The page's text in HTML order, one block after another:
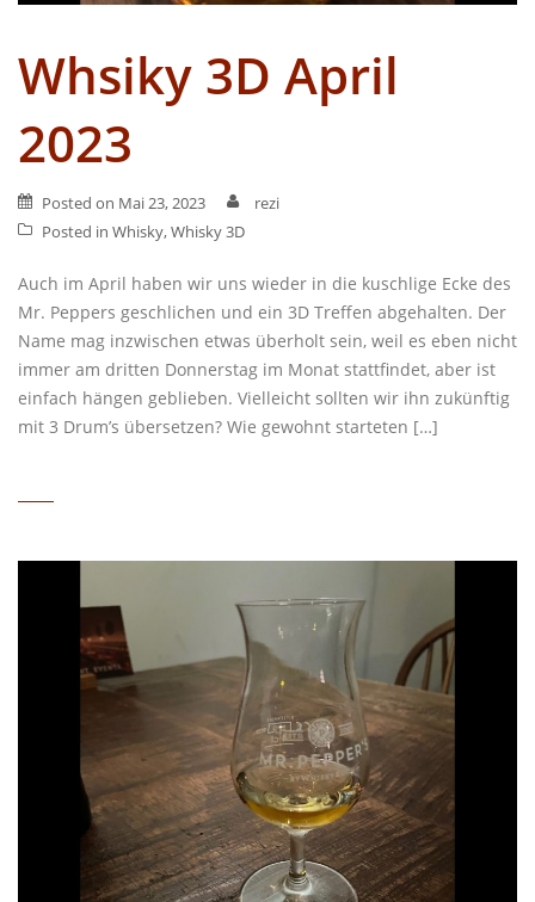
Whsiky 3D April
2023
Posted on Mai 23, 2023
rezi
Posted in Whisky,Whisky 3D
Auch im April haben wir uns wieder in die kuschlige Ecke des
Mr. Peppers geschlichen und ein 3D Treffen abgehalten. Der
Name mag inzwischen etwas überholt sein, weil es eben nicht
immer am dritten Donnerstag im Monat stattfindet, aber ist
einfach hängen geblieben. Vielleicht sollten wir ihn zukünftig
mit 3 Drum’s übersetzen? Wie gewohnt starteten […]